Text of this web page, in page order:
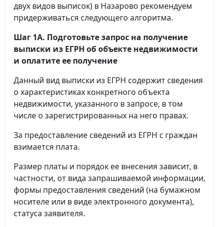
двух видов выписок) в Назарово рекомендуем
придерживаться следующего алгоритма.
Шаг 1А. Подготовьте запрос на получение
выписки из ЕГРН об объекте недвижимости
и оплатите ее получение
Данный вид выписки из ЕГРН содержит сведения
о характеристиках конкретного объекта
недвижимости, указанного в запросе, в том
числе о зарегистрированных на него правах.
За предоставление сведений из ЕГРН с граждан
взимается плата.
Размер платы и порядок ее внесения зависит, в
частности, от вида запрашиваемой информации,
формы предоставления сведений (на бумажном
носителе или в виде электронного документа),
статуса заявителя.